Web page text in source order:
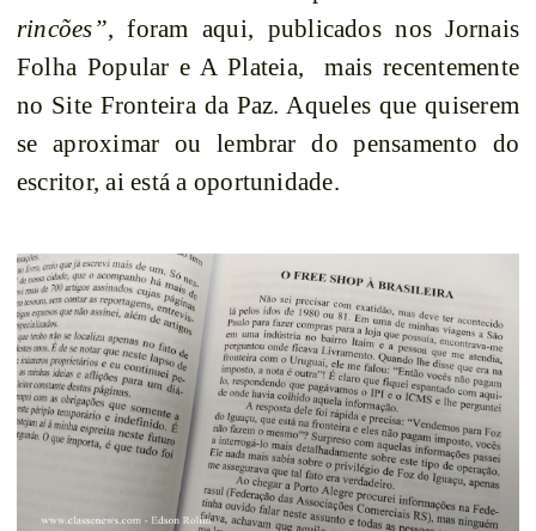
rincões”, foram aqui, publicados nos Jornais
Folha Popular e A Plateia, mais recentemente
no Site Fronteira da Paz. Aqueles que quiserem
se aproximar ou lembrar do pensamento do
escritor, ai está a oportunidade.